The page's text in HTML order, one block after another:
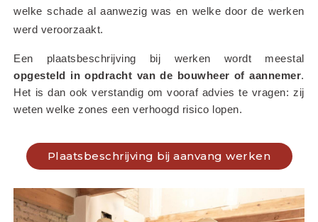
welke schade al aanwezig was en welke door de werken
werd veroorzaakt.
opgesteld in opdracht van de bouwheer of aannemer.
Het is dan ook verstandig om vooraf advies te vragen: zij
weten welke zones een verhoogd risico lopen.
Plaatsbeschrijving bij aanvang werken